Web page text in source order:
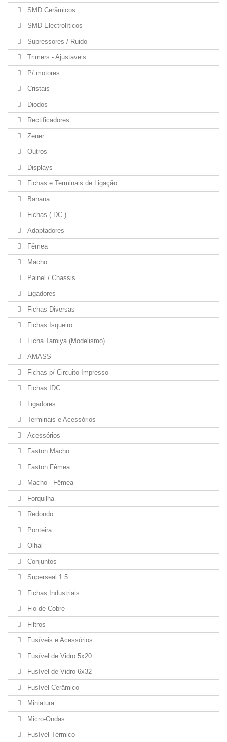
SMD Cerâmicos
SMD Electrolíticos
Supressores / Ruido
Trimers - Ajustaveis
P/ motores
Cristais
Diodos
Rectificadores
Zener
Outros
Displays
Fichas e Terminais de Ligação
Banana
Fichas ( DC )
Adaptadores
Fêmea
Macho
Painel / Chassis
Ligadores
Fichas Diversas
Fichas Isqueiro
Ficha Tamiya (Modelismo)
AMASS
Fichas p/ Circuito Impresso
Fichas IDC
Ligadores
Terminais e Acessórios
Acessórios
Faston Macho
Faston Fêmea
Macho - Fêmea
Forquilha
Redondo
Ponteira
Olhal
Conjuntos
Superseal 1.5
Fichas Industriais
Fio de Cobre
Filtros
Fusíveis e Acessórios
Fusível de Vidro 5x20
Fusível de Vidro 6x32
Fusível Cerâmico
Miniatura
Micro-Ondas
Fusível Térmico